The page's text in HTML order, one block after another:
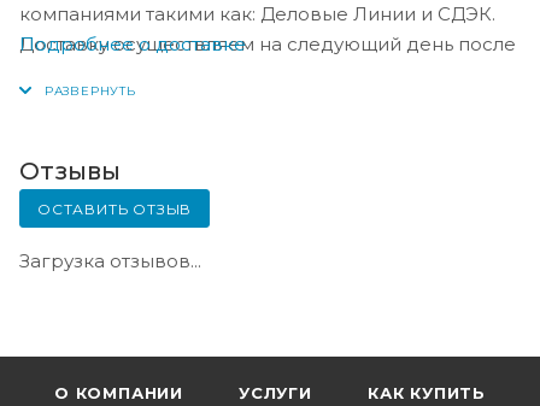
компаниями такими как: Деловые Линии и СДЭК.
Доставку осуществляем на следующий день после
Подробнее о доставке
Отзывы
ОСТАВИТЬ ОТЗЫВ
Загрузка отзывов...
О КОМПАНИИ УСЛУГИ КАК КУПИТЬ